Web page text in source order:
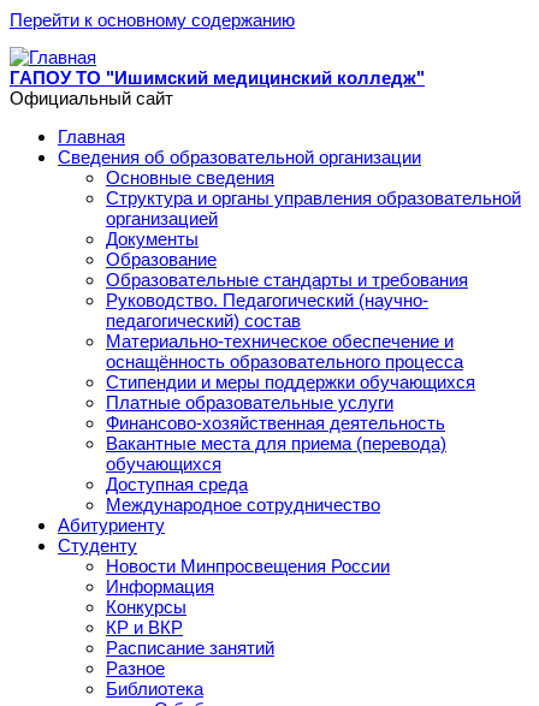
Перейти к основному содержанию
ГАПОУ ТО "Ишимский медицинский колледж"
Официальный сайт
Главная
Сведения об образовательной организации
Основные сведения
Структура и органы управления образовательной
организацией
Документы
Образование
Образовательные стандарты и требования
Руководство. Педагогический (научно-
педагогический) состав
Материально-техническое обеспечение и
оснащённость образовательного процесса
Стипендии и меры поддержки обучающихся
Платные образовательные услуги
Финансово-хозяйственная деятельность
Вакантные места для приема (перевода)
обучающихся
Доступная среда
Международное сотрудничество
Абитуриенту
Студенту
Новости Минпросвещения России
Информация
Конкурсы
КР и ВКР
Расписание занятий
Разное
Библиотека